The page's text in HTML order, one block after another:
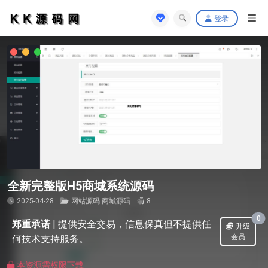
登录
全新完整版H5商城系统源码
2025-04-28 网站源码 商城源码 8
郑重承诺 | 提供安全交易，信息保真但不提供任
何技术支持服务。
升级
会员
0
本资源需权限下载